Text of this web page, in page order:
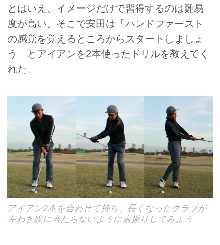
とはいえ、イメージだけで習得するのは難易
度が高い。そこで安田は「ハンドファースト
の感覚を覚えるところからスタートしましょ
う」とアイアンを2本使ったドリルを教えてく
れた。
アイアン2本を合わせて持ち、長くなったクラブが
左わき腹に当たらないように素振りしてみよう